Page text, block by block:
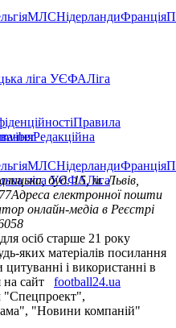
МЛСНідерландиФранція
ліга УЄФАЛіга
Правила
Редакційна
viber
МЛСНідерландиФранція
ліга УЄФАЛіга
буд. 15, м. Львів,
Адреса електронної пошти
онлайн-медіа в Реєстрі
осіб старше 21 року
яких матеріалів посилання
і використанні в
на сайт
football24.ua
"Спецпроект",
"Новини компаній"